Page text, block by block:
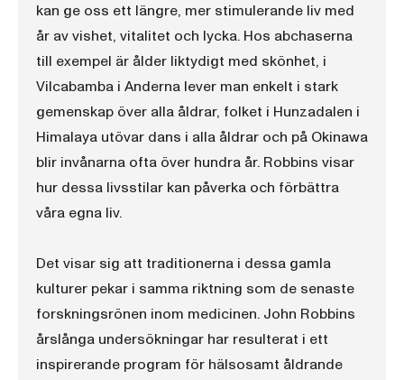
kan ge oss ett längre, mer stimulerande liv med
år av vishet, vitalitet och lycka. Hos abchaserna
till exempel är ålder liktydigt med skönhet, i
Vilcabamba i Anderna lever man enkelt i stark
gemenskap över alla åldrar, folket i Hunzadalen i
Himalaya utövar dans i alla åldrar och på Okinawa
blir invånarna ofta över hundra år. Robbins visar
hur dessa livsstilar kan påverka och förbättra
våra egna liv.
Det visar sig att traditionerna i dessa gamla
kulturer pekar i samma riktning som de senaste
forskningsrönen inom medicinen. John Robbins
årslånga undersökningar har resulterat i ett
inspirerande program för hälsosamt åldrande